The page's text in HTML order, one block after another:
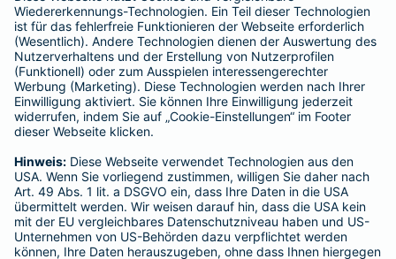
BELIEBTE SEITEN
Kranken-Zusatzversicherung
Tierversicherungen
Haftpflichtversicherung
Hausratversicherung
Adresse ändern
Schaden melden
Kilometerstandsmeldung
Serviceübersicht